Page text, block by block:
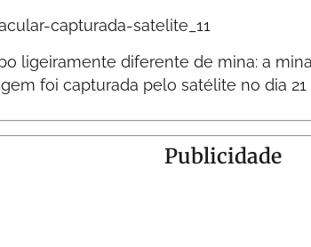
ligeiramente diferente de mina: a
foi capturada pelo satélite no dia
Publicidade